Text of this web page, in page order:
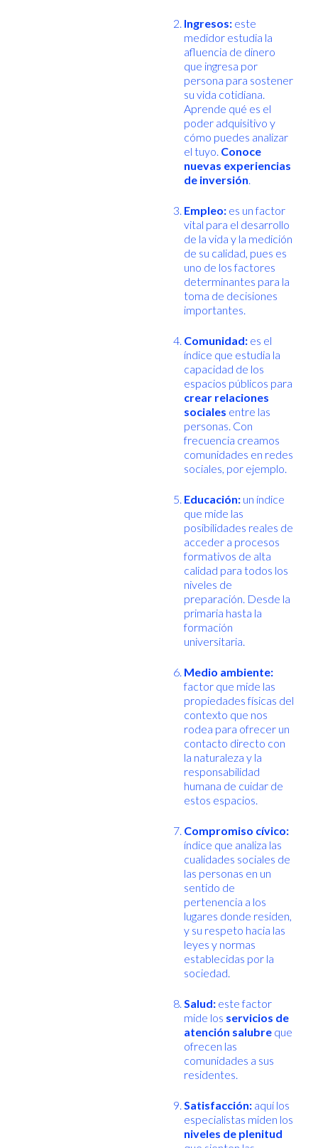
Ingresos:este
medidor estudia la
afluencia de dinero
que ingresa por
persona para sostener
su vida cotidiana.
Aprende qué es el
poder adquisitivo y
cómo puedes analizar
el tuyo. Conoce
nuevas experiencias
de inversión.
Empleo:es un factor
vital para el desarrollo
de la vida y la medición
de su calidad, pues es
uno de los factores
determinantes para la
toma de decisiones
importantes.
Comunidad:es el
índice que estudia la
capacidad de los
espacios públicos para
crear relaciones
sociales entre las
personas. Con
frecuencia creamos
comunidades en redes
sociales, por ejemplo.
Educación:un índice
que mide las
posibilidades reales de
acceder a procesos
formativos de alta
calidad para todos los
niveles de
preparación. Desde la
primaria hasta la
formación
universitaria.
Medio ambiente:
factor que mide las
propiedades físicas del
contexto que nos
rodea para ofrecer un
contacto directo con
la naturaleza y la
responsabilidad
humana de cuidar de
estos espacios.
Compromiso cívico:
índice que analiza las
cualidades sociales de
las personas en un
sentido de
pertenencia a los
lugares donde residen,
y su respeto hacia las
leyes y normas
establecidas por la
sociedad.
Salud:este factor
mide los servicios de
atención salubreque
ofrecen las
comunidades a sus
residentes.
Satisfacción:aquí los
especialistas miden los
niveles de plenitud